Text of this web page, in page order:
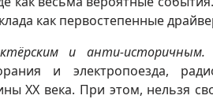
как первостепенные
и анти-историчным.
и электропоезда,
ХХ века. При этом, нельзя